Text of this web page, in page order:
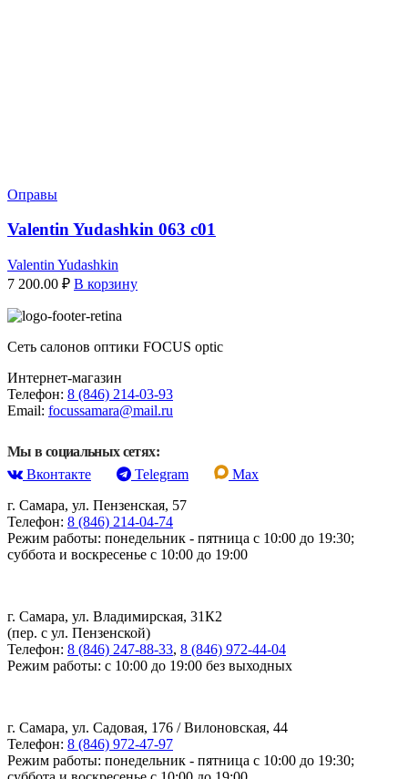
Оправы
Valentin Yudashkin 063 c01
Valentin Yudashkin
7 200.00 ₽ В корзину
Сеть салонов оптики FOCUS optic
Интернет-магазин
Телефон: 8 (846) 214-03-93
Email: focussamara@mail.ru
Мы в социальных сетях:
Вконтакте
Telegram
Max
г. Самара, ул. Пензенская, 57
Телефон: 8 (846) 214-04-74
Режим работы: понедельник - пятница с 10:00 до 19:30;
суббота и воскресенье с 10:00 до 19:00
г. Самара, ул. Владимирская, 31К2
(пер. с ул. Пензенской)
Телефон: 8 (846) 247-88-33, 8 (846) 972-44-04
Режим работы: с 10:00 до 19:00 без выходных
г. Самара, ул. Садовая, 176 / Вилоновская, 44
Телефон: 8 (846) 972-47-97
Режим работы: понедельник - пятница с 10:00 до 19:30;